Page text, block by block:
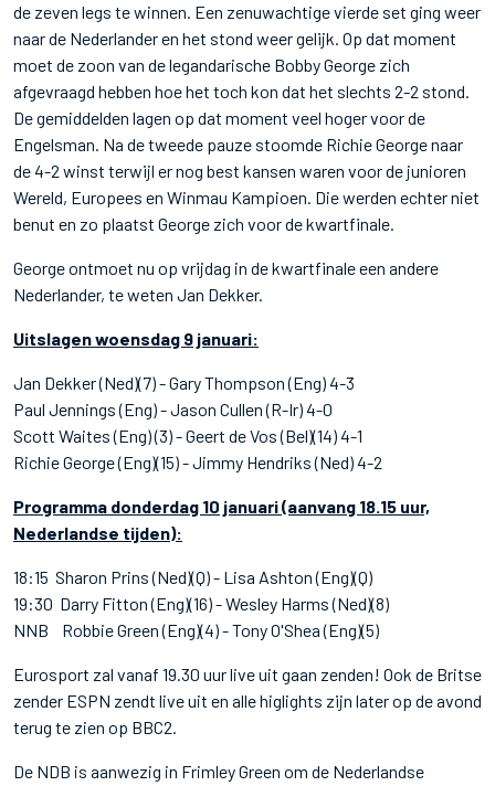
de zeven legs te winnen. Een zenuwachtige vierde set ging weer
naar de Nederlander en het stond weer gelijk. Op dat moment
moet de zoon van de legandarische Bobby George zich
afgevraagd hebben hoe het toch kon dat het slechts 2-2 stond.
De gemiddelden lagen op dat moment veel hoger voor de
Engelsman. Na de tweede pauze stoomde Richie George naar
de 4-2 winst terwijl er nog best kansen waren voor de junioren
Wereld, Europees en Winmau Kampioen. Die werden echter niet
benut en zo plaatst George zich voor de kwartfinale.
George ontmoet nu op vrijdag in de kwartfinale een andere
Nederlander, te weten Jan Dekker.
Uitslagen woensdag 9 januari:
Jan Dekker (Ned)(7) - Gary Thompson (Eng) 4-3
Paul Jennings (Eng) - Jason Cullen (R-Ir) 4-0
Scott Waites (Eng) (3) - Geert de Vos (Bel)(14) 4-1
Richie George (Eng)(15) - Jimmy Hendriks (Ned) 4-2
Programma donderdag 10 januari (aanvang 18.15 uur,
Nederlandse tijden):
18:15 Sharon Prins (Ned)(Q) - Lisa Ashton (Eng)(Q)
19:30 Darry Fitton (Eng)(16) - Wesley Harms (Ned)(8)
NNB Robbie Green (Eng)(4) - Tony O'Shea (Eng)(5)
Eurosport zal vanaf 19.30 uur live uit gaan zenden! Ook de Britse
zender ESPN zendt live uit en alle higlights zijn later op de avond
terug te zien op BBC2.
De NDB is aanwezig in Frimley Green om de Nederlandse